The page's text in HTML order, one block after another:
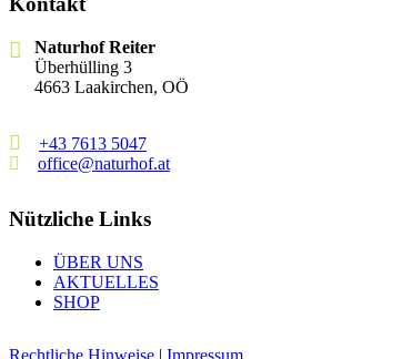
Naturhof Reiter
Überhülling 3
4663 Laakirchen, OÖ
+43 7613 5047
office@naturhof.at
Nützliche Links
ÜBER UNS
AKTUELLES
SHOP
Rechtliche Hinweise | Impressum